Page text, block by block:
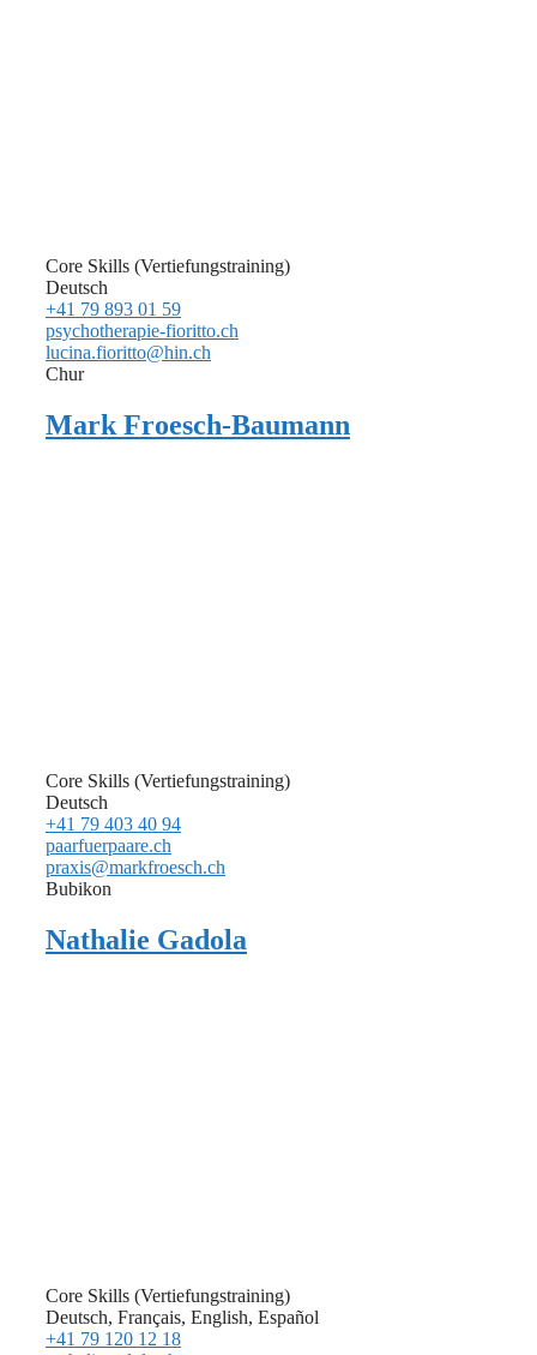
Core Skills (Vertiefungstraining)
Deutsch
+41 79 893 01 59
psychotherapie-fioritto.ch
lucina.fioritto@hin.ch
Chur
Mark Froesch-Baumann
Core Skills (Vertiefungstraining)
Deutsch
+41 79 403 40 94
paarfuerpaare.ch
praxis@markfroesch.ch
Bubikon
Nathalie Gadola
Core Skills (Vertiefungstraining)
Deutsch, Français, English, Español
+41 79 120 12 18